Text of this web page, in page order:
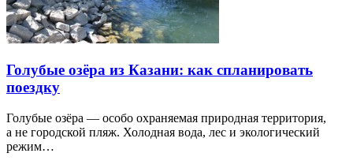
Голубые озёра из Казани: как спланировать
поездку
Голубые озёра — особо охраняемая природная территория,
а не городской пляж. Холодная вода, лес и экологический
режим…